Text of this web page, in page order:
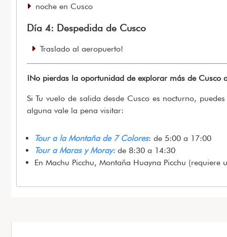
noche en Cusco
Día 4: Despedida de Cusco
Traslado al aeropuerto!
¡No pierdas la oportunidad de explorar más de Cusco
Si Tu vuelo de salida desde Cusco es nocturno,
alguna vale la pena visitar:
Tour a la Montaña de 7 Colores: de 5:00 a 17:00
Tour a Maras y Moray:de 8:30 a 14:30
En Machu Picchu, Montaña Huayna Picchu